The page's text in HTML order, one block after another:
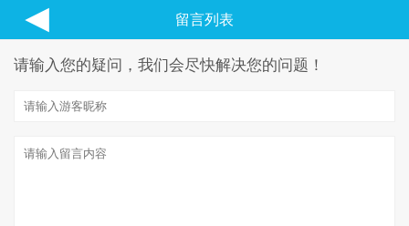
◀ 留言列表
请输入您的疑问，我们会尽快解决您的问题！